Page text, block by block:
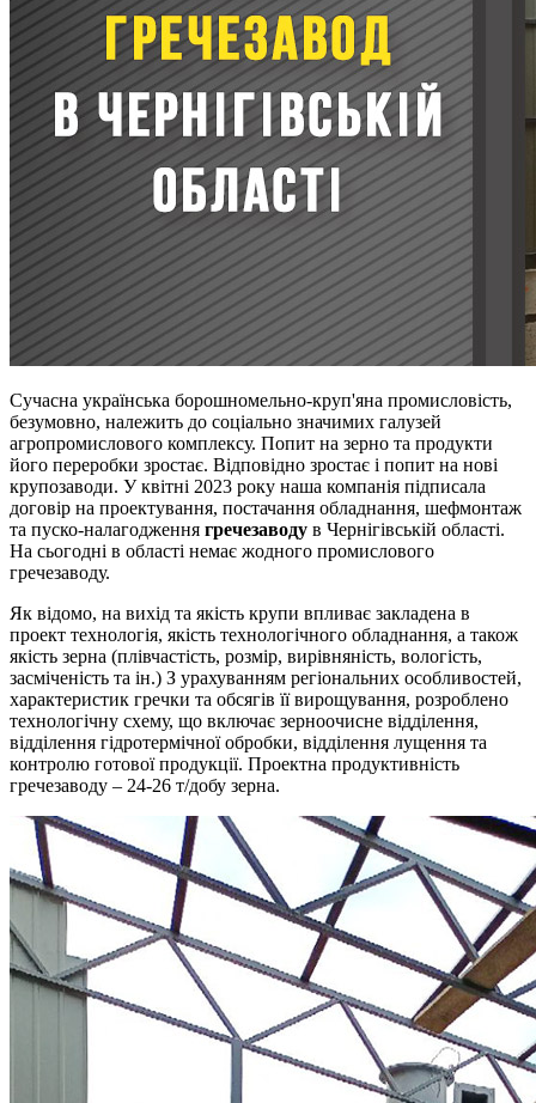
Сучасна українська борошномельно-круп'яна промисловість,
безумовно, належить до соціально значимих галузей
агропромислового комплексу. Попит на зерно та продукти
його переробки зростає. Відповідно зростає і попит на нові
крупозаводи. У квітні 2023 року наша компанія підписала
договір на проектування, постачання обладнання, шефмонтаж
та пуско-налагодження гречезаводу в Чернігівській області.
На сьогодні в області немає жодного промислового
гречезаводу.
Як відомо, на вихід та якість крупи впливає закладена в
проект технологія, якість технологічного обладнання, а також
якість зерна (плівчастість, розмір, вирівняність, вологість,
засміченість та ін.) З урахуванням регіональних особливостей,
характеристик гречки та обсягів її вирощування, розроблено
технологічну схему, що включає зерноочисне відділення,
відділення гідротермічної обробки, відділення лущення та
контролю готової продукції. Проектна продуктивність
гречезаводу – 24-26 т/добу зерна.